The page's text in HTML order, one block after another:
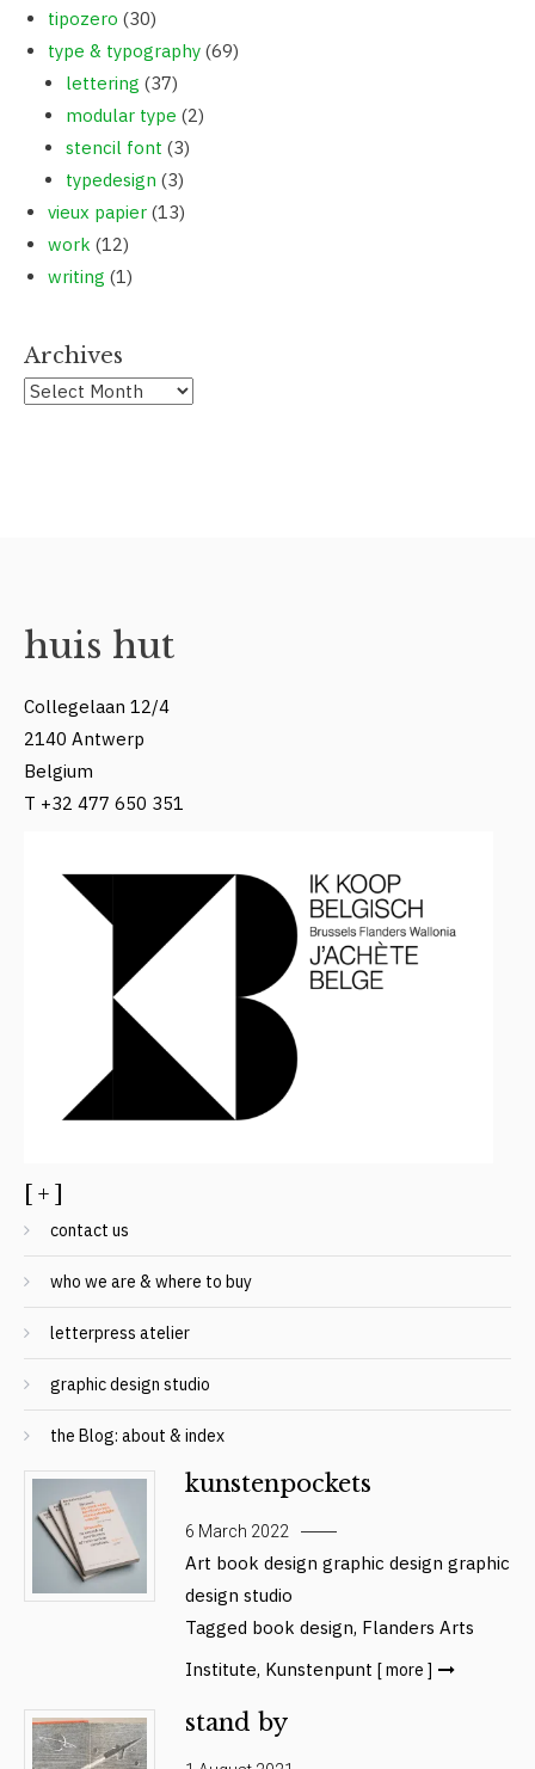
tipozero (30)
type & typography (69)
lettering (37)
modular type (2)
stencil font (3)
typedesign (3)
vieux papier (13)
work (12)
writing (1)
Archives
Archives
huis hut
Collegelaan 12/4
2140 Antwerp
Belgium
T +32 477 650 351
[ + ]
contact us
who we are & where to buy
letterpress atelier
graphic design studio
the Blog: about & index
kunstenpockets
6 March 2022
Art book design graphic design graphic
design studio
Tagged book design, Flanders Arts
Institute, Kunstenpunt [ more ]
stand by